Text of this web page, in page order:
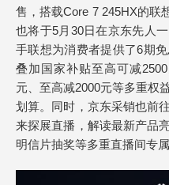
售，搭载Core 7 245HX的联
也将于5月30日在京东先人
手联想为消费者提供了6期
叠加国家补贴至高可减
元、至高减2000元等多重权
划算。同时，京东采销也前
来探展直播，解读最新产品
明信片抽奖等多重直播间专属